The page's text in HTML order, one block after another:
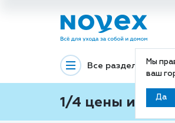
Мы
ваш
Да
Все разделы
1/4 цены и